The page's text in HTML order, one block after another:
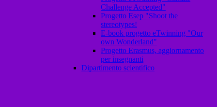
Challenge Accepted"
Progetto Esep "Shoot the
stereotypes!
E-book progetto eTwinning "Our
own Wonderland"
Progetto Erasmus, aggiornamento
per insegnanti
Dipartimento scientifico